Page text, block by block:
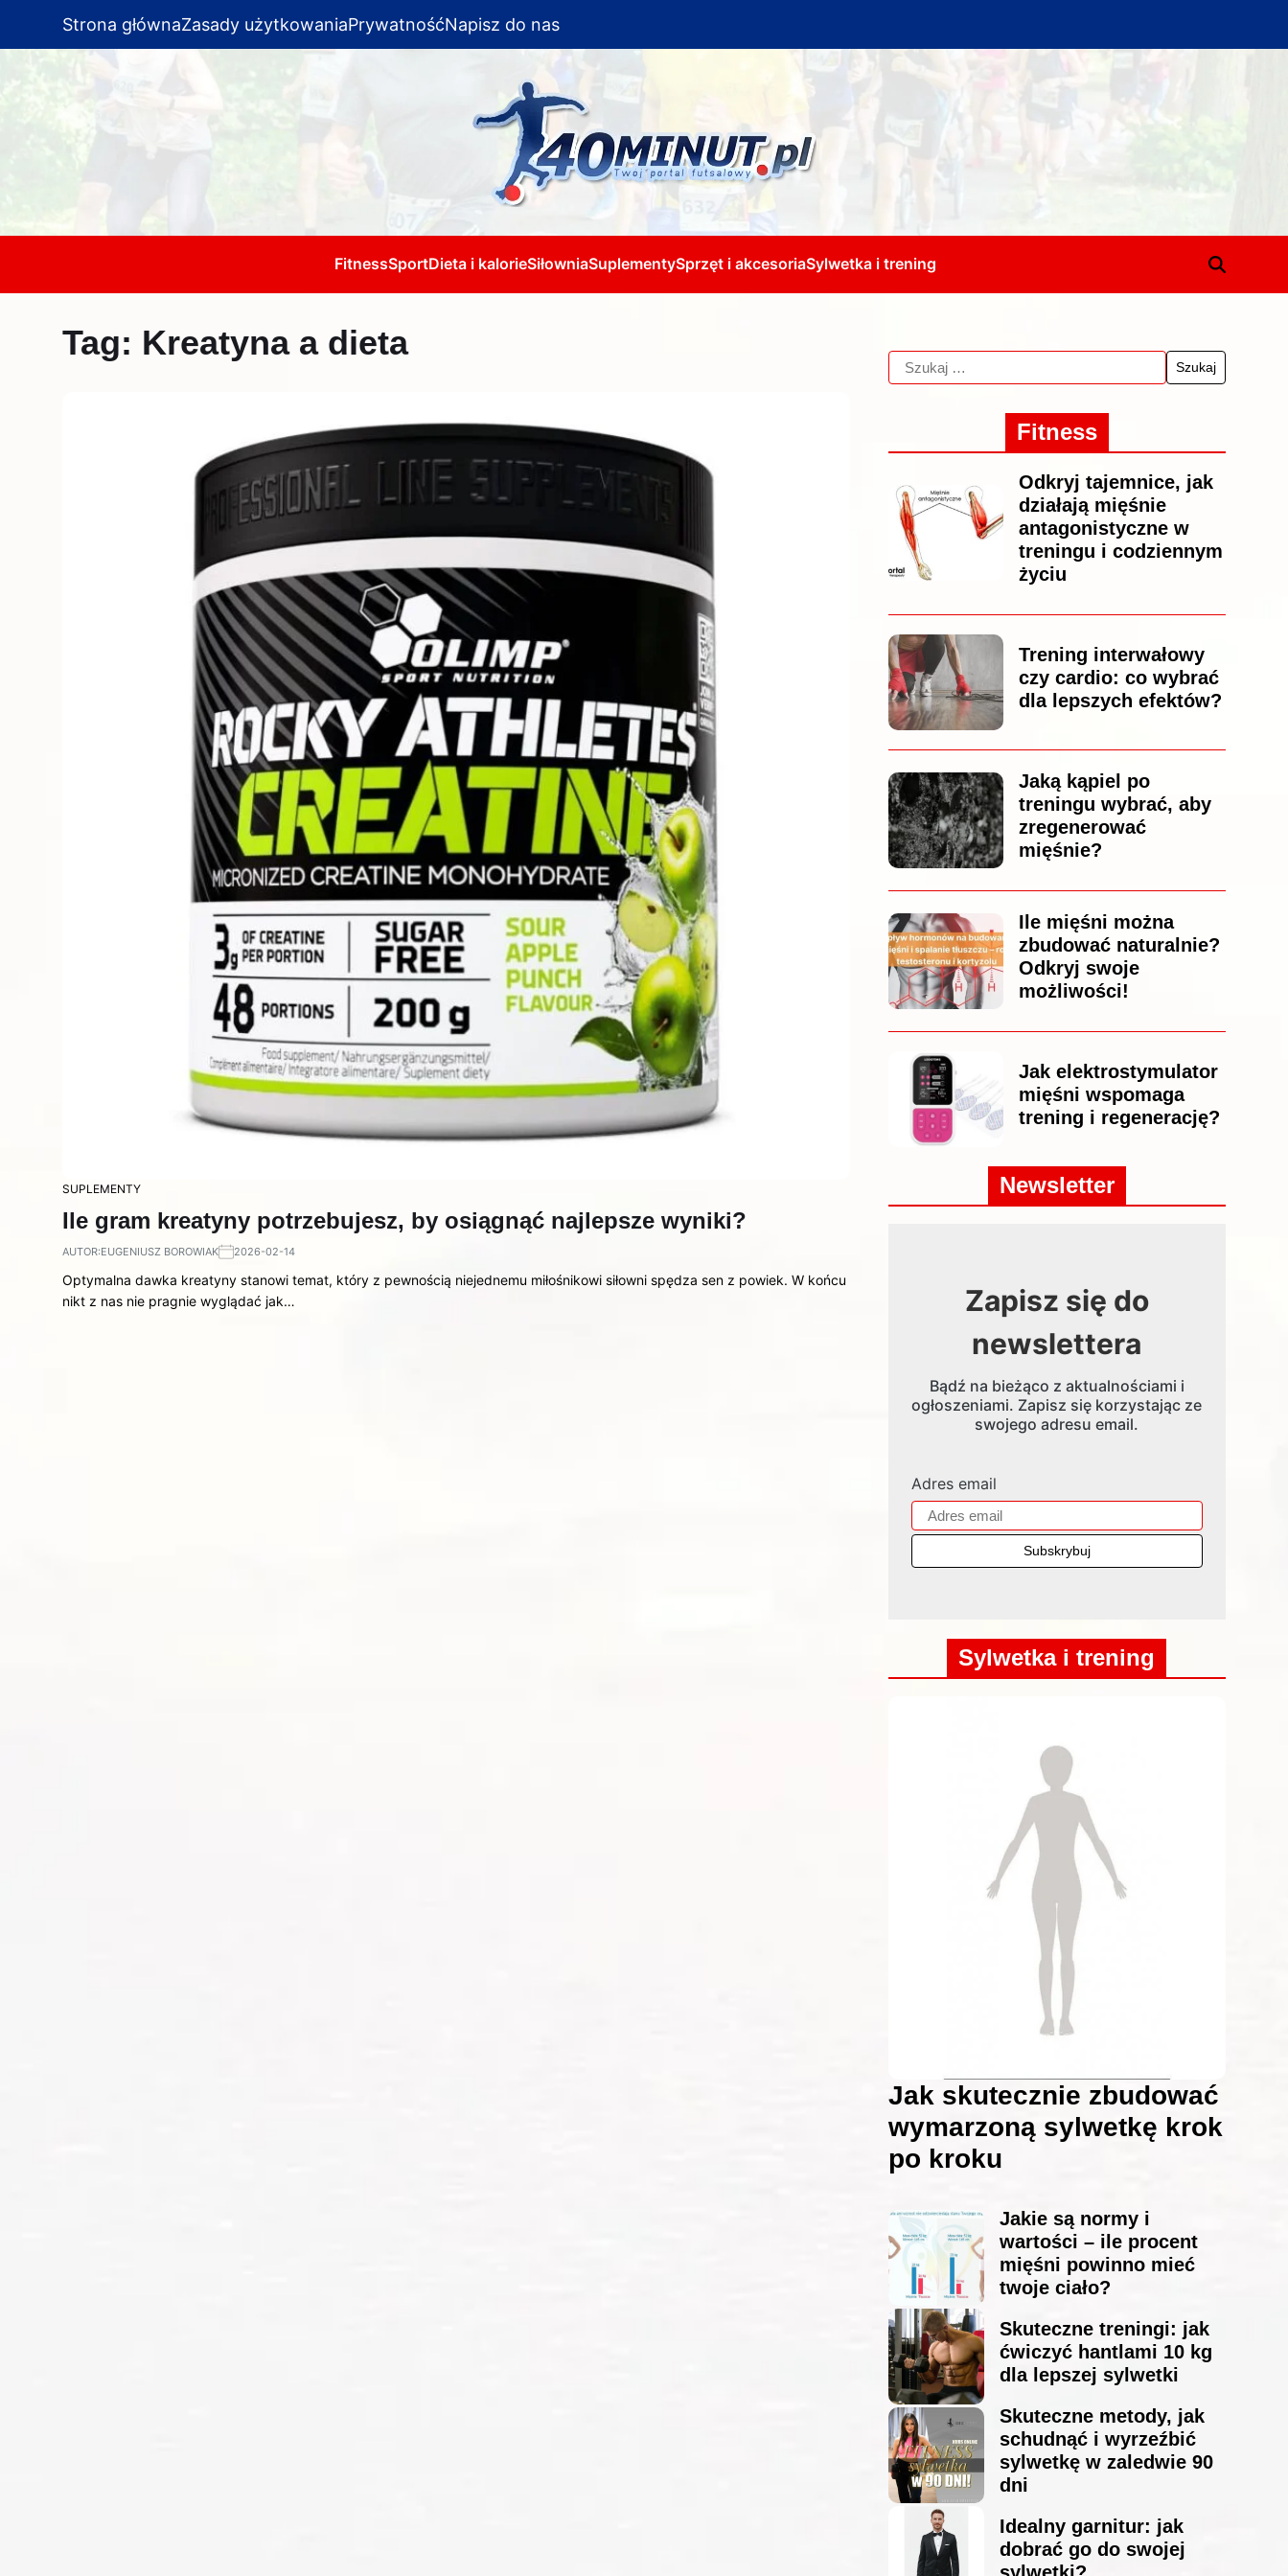
Strona głównaZasady użytkowaniaPrywatnośćNapisz do nas
FitnessSportDieta i kalorieSiłowniaSuplementySprzęt i akcesoriaSylwetka i trening
Tag: Kreatyna a dieta
SUPLEMENTY
Ile gram kreatyny potrzebujesz, by osiągnąć najlepsze wyniki?
AUTOR:EUGENIUSZ BOROWIAK 2026-02-14
Optymalna dawka kreatyny stanowi temat, który z pewnością niejednemu miłośnikowi siłowni spędza sen z powiek. W końcu
nikt z nas nie pragnie wyglądać jak…
Fitness
Odkryj tajemnice, jak
działają mięśnie
antagonistyczne w
treningu i codziennym
życiu
Trening interwałowy
czy cardio: co wybrać
dla lepszych efektów?
Jaką kąpiel po
treningu wybrać, aby
zregenerować
mięśnie?
Ile mięśni można
zbudować naturalnie?
Odkryj swoje
możliwości!
Jak elektrostymulator
mięśni wspomaga
trening i regenerację?
Newsletter
Zapisz się do
newslettera
Bądź na bieżąco z aktualnościami i
ogłoszeniami. Zapisz się korzystając ze
swojego adresu email.
Adres email
Sylwetka i trening
Jak skutecznie zbudować
wymarzoną sylwetkę krok
po kroku
Jakie są normy i
wartości – ile procent
mięśni powinno mieć
twoje ciało?
Skuteczne treningi: jak
ćwiczyć hantlami 10 kg
dla lepszej sylwetki
Skuteczne metody, jak
schudnąć i wyrzeźbić
sylwetkę w zaledwie 90
dni
Idealny garnitur: jak
dobrać go do swojej